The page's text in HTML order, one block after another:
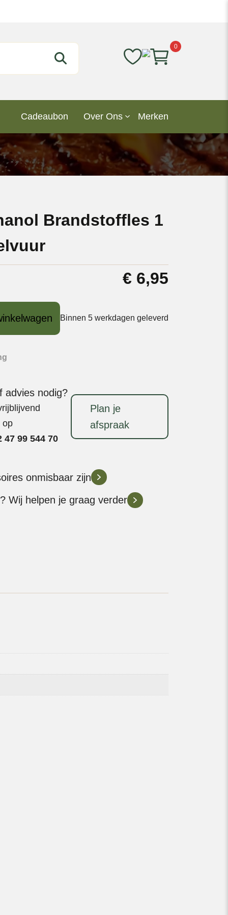
0
Cadeaubon Over Ons Merken
Brandstoffles 1
€ 6,95
Binnen 5 werkdagen geleverd
advies nodig?
op
47 99 544 70
Plan je
afspraak
onmisbaar zijn
Wij helpen je graag verder